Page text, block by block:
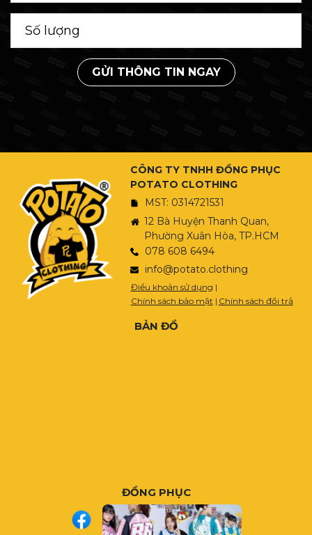
GỬI THÔNG TIN NGAY
CÔNG TY TNHH ĐỒNG PHỤC
POTATO CLOTHING
MST: 0314721531
12 Bà Huyện Thanh Quan,
Phường Xuân Hòa, TP.HCM
078 608 6494
info@potato.clothing
Điều khoản sử dụng |
Chính sách bảo mật | Chính sách đổi trả
BẢN ĐỒ
ĐỒNG PHỤC